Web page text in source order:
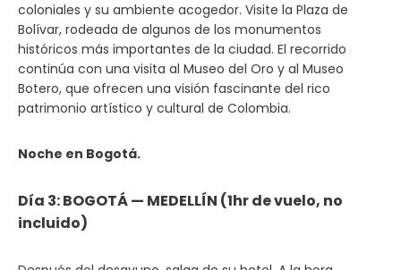
coloniales y su ambiente acogedor. Visite la Plaza de
Bolívar, rodeada de algunos de los monumentos
históricos más importantes de la ciudad. El recorrido
continúa con una visita al Museo del Oro y al Museo
Botero, que ofrecen una visión fascinante del rico
patrimonio artístico y cultural de Colombia.
Noche en Bogotá.
Día 3: BOGOTÁ — MEDELLÍN (1hr de vuelo, no
incluido)